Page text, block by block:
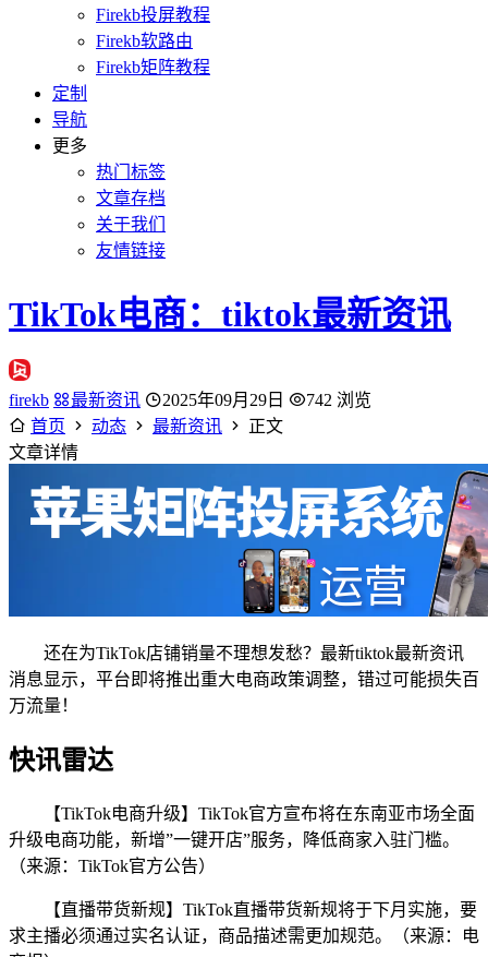
Firekb投屏教程
Firekb软路由
Firekb矩阵教程
定制
导航
更多
热门标签
文章存档
关于我们
友情链接
TikTok电商：tiktok最新资讯
firekb 最新资讯 2025年09月29日
742 浏览
首页
动态 最新资讯
正文
文章详情
还在为TikTok店铺销量不理想发愁？最新tiktok最新资讯
消息显示，平台即将推出重大电商政策调整，错过可能损失百
万流量！
快讯雷达
【TikTok电商升级】TikTok官方宣布将在东南亚市场全面
升级电商功能，新增”一键开店”服务，降低商家入驻门槛。
（来源：TikTok官方公告）
【直播带货新规】TikTok直播带货新规将于下月实施，要
求主播必须通过实名认证，商品描述需更加规范。（来源：电